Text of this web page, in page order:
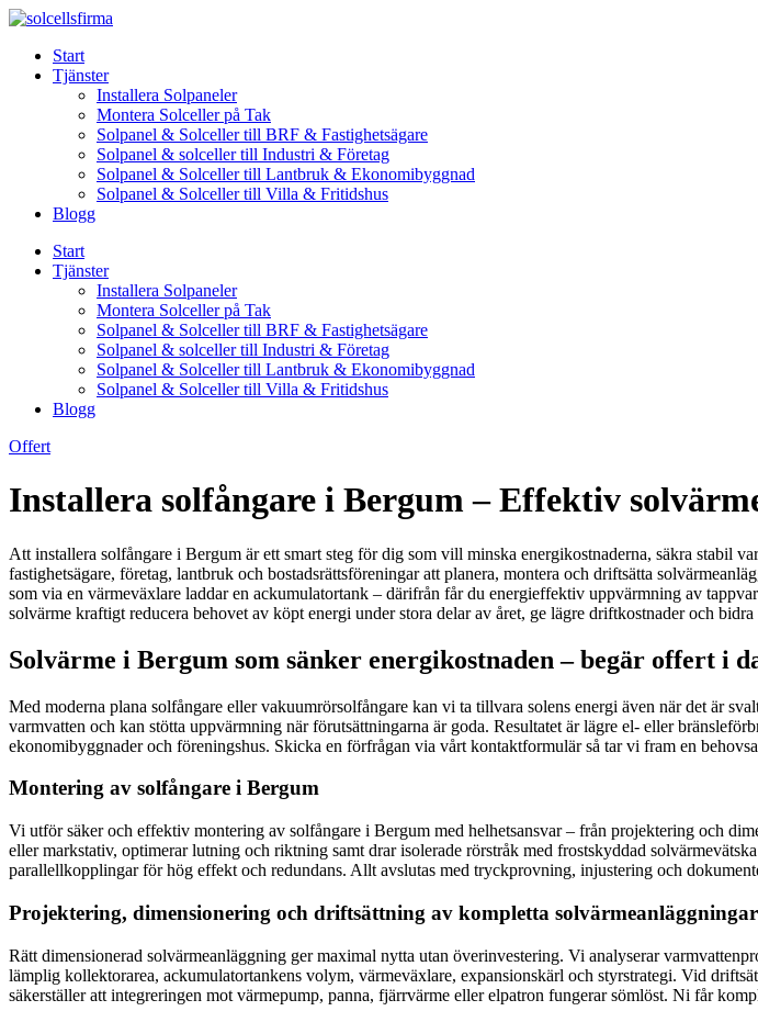
Skip
contentStart
Tjänster
Installera Solpaneler
Montera Solceller på Tak
Solpanel & Solceller till BRF & Fastighetsägare
Solpanel & solceller till Industri & Företag
Solpanel & Solceller till Lantbruk & Ekonomibyggnad
Solpanel & Solceller till Villa & Fritidshus
Blogg
Start
Tjänster
Installera Solpaneler
Montera Solceller på Tak
Solpanel & Solceller till BRF & Fastighetsägare
Solpanel & solceller till Industri & Företag
Solpanel & Solceller till Lantbruk & Ekonomibyggnad
Solpanel & Solceller till Villa & Fritidshus
Blogg
Offert
Installera solfångare i Bergum – Effektiv
Att installera solfångare i Bergum är ett smart steg för dig som vill minska energikostnaderna, säkra stabil
fastighetsägare, företag, lantbruk och bostadsrättsföreningar att planera, montera och driftsätta
som via en värmeväxlare laddar en ackumulatortank – därifrån får du energieffektiv uppvärmning av
solvärme kraftigt reducera behovet av köpt energi under stora delar av året, ge lägre driftkostnader och
Solvärme i Bergum som sänker energikostnaden – begär offert i
Med moderna plana solfångare eller vakuumrörsolfångare kan vi ta tillvara solens energi även när det är
varmvatten och kan stötta uppvärmning när förutsättningarna är goda. Resultatet är lägre el- eller
ekonomibyggnader och föreningshus. Skicka en förfrågan via vårt kontaktformulär så tar vi fram en
Montering av solfångare i Bergum
Vi utför säker och effektiv montering av solfångare i Bergum med helhetsansvar – från projektering och
eller markstativ, optimerar lutning och riktning samt drar isolerade rörstråk med frostskyddad
parallellkopplingar för hög effekt och redundans. Allt avslutas med tryckprovning, injustering och
Projektering, dimensionering och driftsättning av kompletta solvärmeanläggningar
Rätt dimensionerad solvärmeanläggning ger maximal nytta utan överinvestering. Vi analyserar
lämplig kollektorarea, ackumulatortankens volym, värmeväxlare, expansionskärl och styrstrategi. Vid
säkerställer att integreringen mot värmepump, panna, fjärrvärme eller elpatron fungerar sömlöst. Ni får